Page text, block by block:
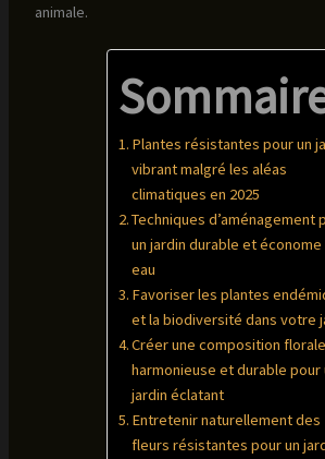
animale.
Plantes résistantes pour un
vibrant malgré les aléas
climatiques en 2025
Techniques d’aménagement
un jardin durable et économe
eau
Favoriser les plantes
et la biodiversité dans votre
Créer une composition florale
harmonieuse et durable pour
jardin éclatant
Entretenir naturellement des
fleurs résistantes pour un